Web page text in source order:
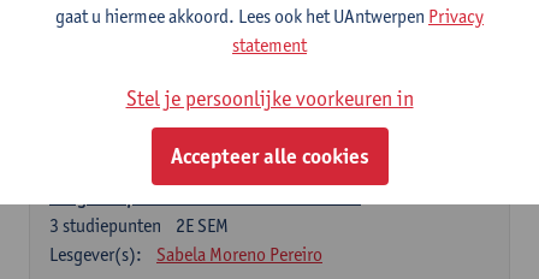
2E SEM
3studiepunten
Anne Verhaert
Lengua española: Destrezas básicas
Sabela Moreno Pereiro
2E SEM
3 studiepunten
Lesgever(s):
Sabela Moreno Pereiro
gaat u hiermee akkoord. Lees ook het UAntwerpen Privacy
statement
Stel je persoonlijke voorkeuren in
Accepteer alle cookies